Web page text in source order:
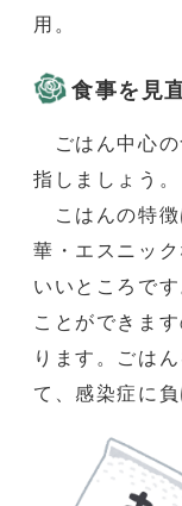
用。
食事を見
ごはん中心の
指しましょう。
こはんの特徴
華・エスニッ
いいところで
ことができま
ります。ごは
て、感染症に